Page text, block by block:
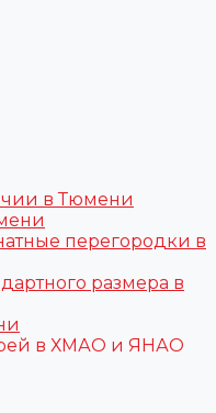
в Тюмени
перегородки в
размера в
в ХМАО и ЯНАО